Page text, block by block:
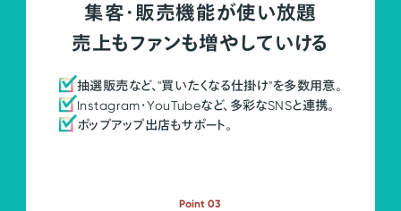
集客・販売機能が使い放題
売上もファンも増やしていける
抽選販売など、"買いたくなる仕掛け"を多数用意。
Instagram・YouTubeなど、多彩なSNSと連携。
ポップアップ出店もサポート。
Point 03